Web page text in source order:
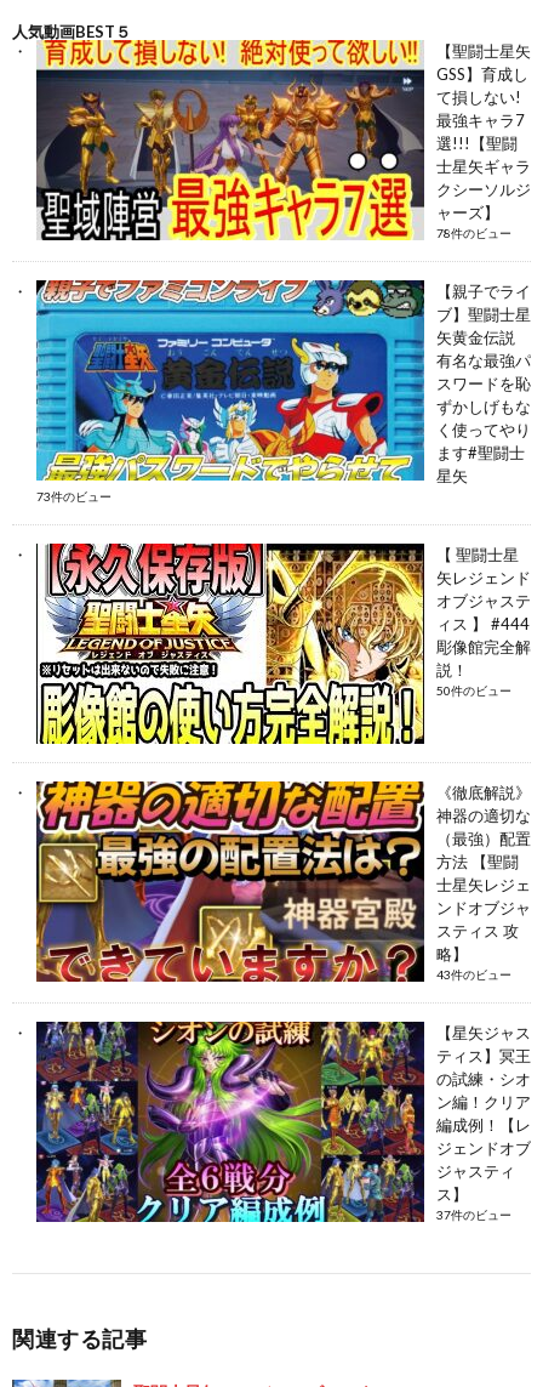
人気動画BEST５
【聖闘士星矢
GSS】育成し
て損しない!
最強キャラ7
選!!!【聖闘
士星矢ギャラ
クシーソルジ
ャーズ】
78件のビュー
【親子でライ
ブ】聖闘士星
矢黄金伝説
有名な最強パ
スワードを恥
ずかしげもな
く使ってやり
ます#聖闘士
星矢
73件のビュー
【 聖闘士星
矢レジェンド
オブジャステ
ィス 】 #444
彫像館完全解
説！
50件のビュー
《徹底解説》
神器の適切な
（最強）配置
方法 【聖闘
士星矢レジェ
ンドオブジャ
スティス 攻
略】
43件のビュー
【星矢ジャス
ティス】冥王
の試練・シオ
ン編！クリア
編成例！【レ
ジェンドオブ
ジャスティ
ス】
37件のビュー
関連する記事